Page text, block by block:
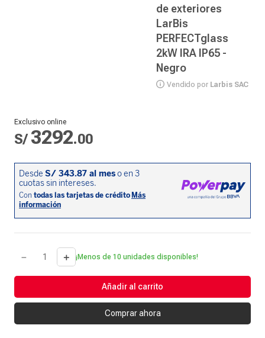
de exteriores
LarBis
PERFECTglass
2kW IRA IP65 -
Negro
Vendido por Larbis SAC
Exclusivo online
S/ 3292.00
＋
－ ¡Menos de 10 unidades disponibles!
Añadir al carrito
Comprar ahora